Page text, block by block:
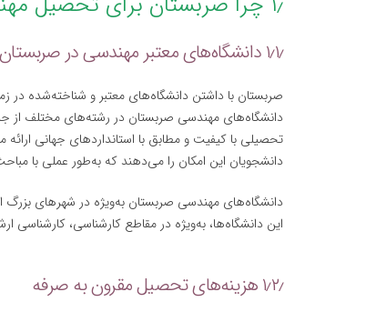
۱٫۱٫ دانشگاه‌های معتبر مهندسی در صربستان
صربستان با داشتن دانشگاه‌های معتبر و شناخته‌شده
دانشگاه‌های مهندسی صربستان در رشته‌های مختلف از
تحصیلی با کیفیت و مطابق با استانداردهای جهانی
دانشجویان این امکان را می‌دهند که به‌طور عملی با
دانشگاه‌های مهندسی صربستان به‌ویژه در شهرهای بزرگ
این دانشگاه‌ها، به‌ویژه در مقاطع کارشناسی، کارشناسی
۱٫۲٫ هزینه‌های تحصیل مقرون به صرفه